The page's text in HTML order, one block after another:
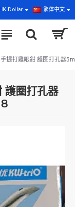
HK Dollar 繁体中文
提打雞眼鉗 護圈打孔器
圈打孔器